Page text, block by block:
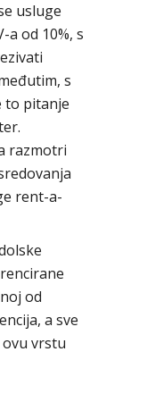
usluge
od 10%, s
s
to pitanje
razmotri
rent-a-
od
a sve
vrstu